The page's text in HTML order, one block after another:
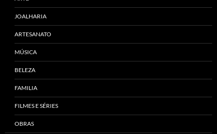
JOALHARIA
ARTESANATO
MÚSICA
BELEZA
FAMILIA
FILMES E SÉRIES
OBRAS